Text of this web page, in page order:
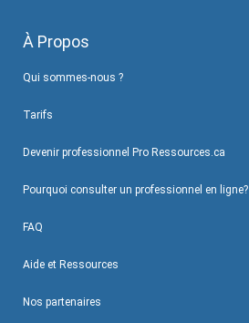
À Propos
Qui sommes-nous ?
Tarifs
Devenir professionnel Pro Ressources.ca
Pourquoi consulter un professionnel en ligne?
FAQ
Aide et Ressources
Nos partenaires